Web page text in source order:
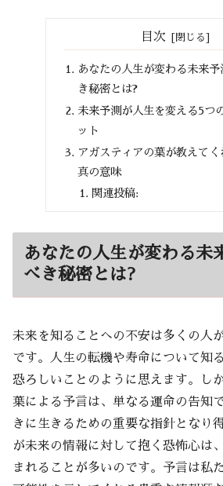
目次
あなたの人生が変わる未来
き秘密とは?
未来予測が人生を変える5つ
ット
アガスティアの葉が教えてく
真の意味
関連投稿:
あなたの人生が変わる未
べき秘密とは?
未来を知ることへの不安は多くの人
です。人生の転機や寿命について知
恐ろしいことのように思えます。し
葉による予言は、単なる運命の告知
きに生きるための重要な指針となり
が未来の情報に対して抱く恐怖心は
まれることが多いのです。予言は私